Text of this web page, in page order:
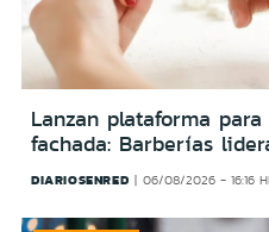
Lanzan plataforma
fachada: Barberías
DIARIOSENRED 06/08/2026 - 16:16